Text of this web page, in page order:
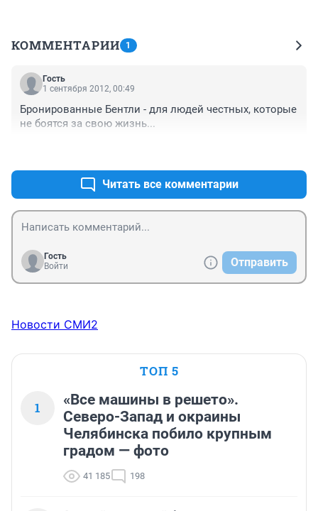
КОММЕНТАРИИ 1
Гость
1 сентября 2012, 00:49
Бронированные Бентли - для людей честных, которые
не боятся за свою жизнь...
Читать все комментарии
Гость
Войти
Отправить
Новости СМИ2
ТОП 5
1
«Все машины в решето».
Северо-Запад и окраины
Челябинска побило крупным
градом — фото
41 185 198